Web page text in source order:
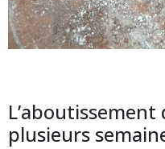
plusieurs